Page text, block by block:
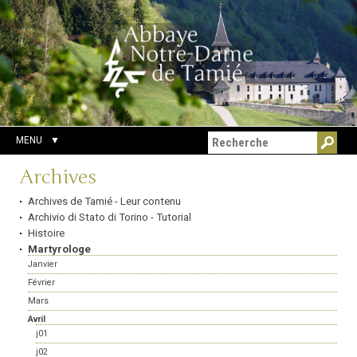
Aller
au
contenu.
|
Aller
à
la
navigation
Outils
personnels
Chercher par
Recherche
avancée…
MENU
Navigation
Archives
Archives de Tamié - Leur contenu
Archivio di Stato di Torino - Tutorial
Histoire
Martyrologe
Janvier
Février
Mars
Avril
j01
j02